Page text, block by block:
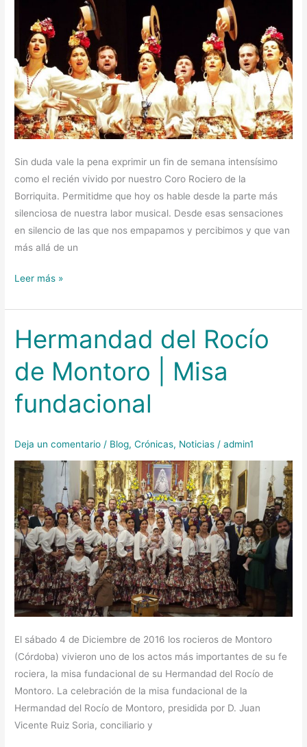
Sin duda vale la pena exprimir un fin de semana intensísimo
como el recién vivido por nuestro Coro Rociero de la
Borriquita. Permitidme que hoy os hable desde la parte más
silenciosa de nuestra labor musical. Desde esas sensaciones
en silencio de las que nos empapamos y percibimos y que van
más allá de un
Leer más »
Hermandad del Rocío
de Montoro | Misa
fundacional
Deja un comentario / Blog,Crónicas, Noticias /admin1
El sábado 4 de Diciembre de 2016 los rocieros de Montoro
(Córdoba) vivieron uno de los actos más importantes de su fe
rociera, la misa fundacional de su Hermandad del Rocío de
Montoro. La celebración de la misa fundacional de la
Hermandad del Rocío de Montoro, presidida por D. Juan
Vicente Ruiz Soria, conciliario y
Hermandad
del
Rocío
de
Montoro
fundacional